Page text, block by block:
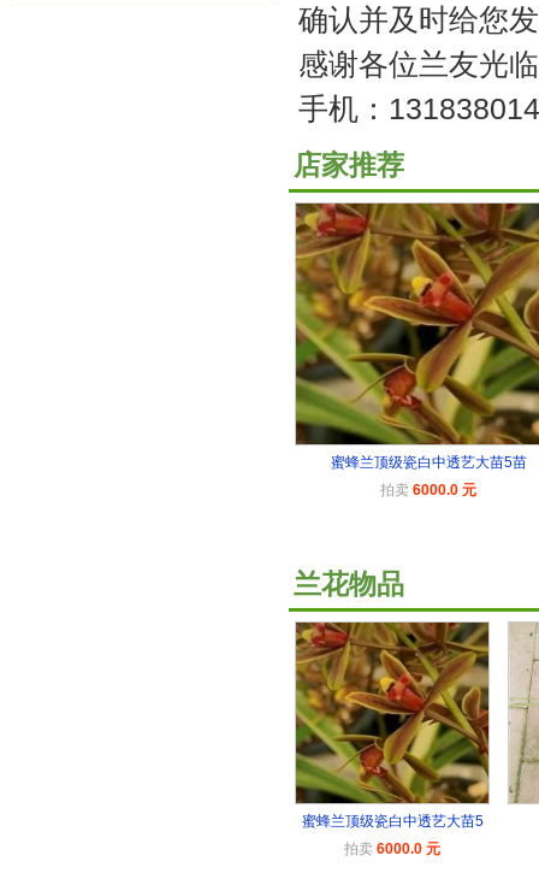
确认并及时给您
感谢各位兰友光
手机：
店家推荐
蜜蜂兰顶级瓷白中透艺大苗5苗
拍卖 6000.0 元
兰花物品
蜜蜂兰顶级瓷白中透艺大苗5
拍卖 6000.0 元